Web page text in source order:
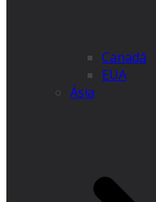
Canadá
EUA
Ásia